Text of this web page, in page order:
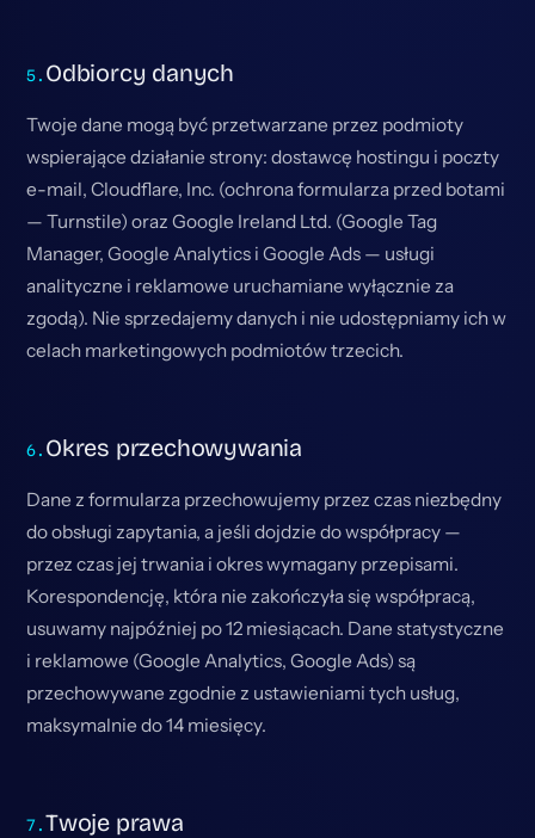
Odbiorcy danych
Twoje dane mogą być przetwarzane przez podmioty
wspierające działanie strony: dostawcę hostingu i poczty
e-mail, Cloudflare, Inc. (ochrona formularza przed botami
— Turnstile) oraz Google Ireland Ltd. (Google Tag
Manager, Google Analytics i Google Ads — usługi
analityczne i reklamowe uruchamiane wyłącznie za
zgodą). Nie sprzedajemy danych i nie udostępniamy ich w
celach marketingowych podmiotów trzecich.
Okres przechowywania
Dane z formularza przechowujemy przez czas niezbędny
do obsługi zapytania, a jeśli dojdzie do współpracy —
przez czas jej trwania i okres wymagany przepisami.
Korespondencję, która nie zakończyła się współpracą,
usuwamy najpóźniej po 12 miesiącach. Dane statystyczne
i reklamowe (Google Analytics, Google Ads) są
przechowywane zgodnie z ustawieniami tych usług,
maksymalnie do 14 miesięcy.
Twoje prawa